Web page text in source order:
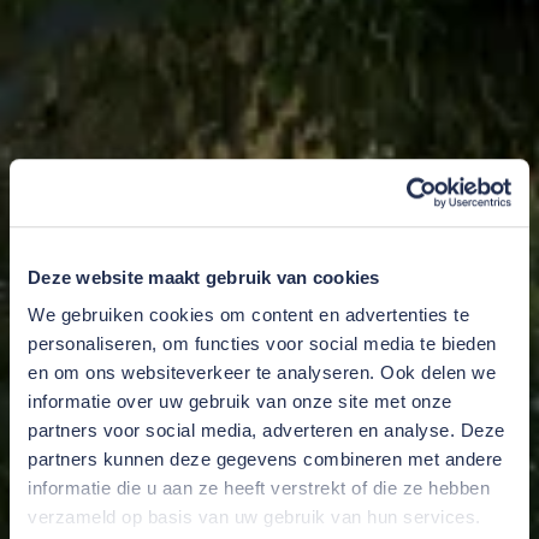
Deze website maakt gebruik van cookies
We gebruiken cookies om content en advertenties te
personaliseren, om functies voor social media te bieden
en om ons websiteverkeer te analyseren. Ook delen we
informatie over uw gebruik van onze site met onze
partners voor social media, adverteren en analyse. Deze
partners kunnen deze gegevens combineren met andere
informatie die u aan ze heeft verstrekt of die ze hebben
verzameld op basis van uw gebruik van hun services.